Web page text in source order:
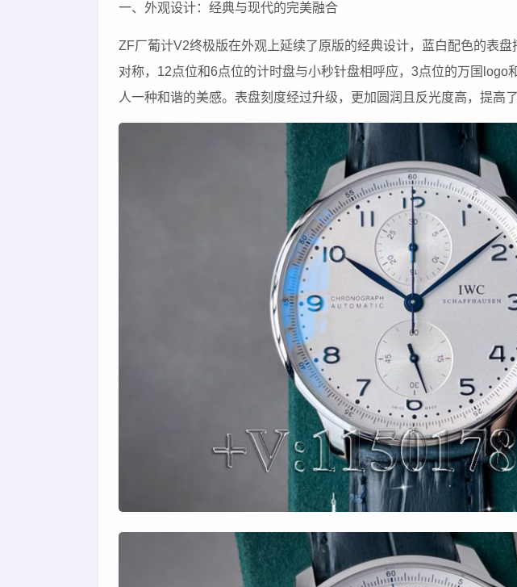
一、外观设计：经典与现代的完美融合
ZF厂葡计V2终极版在外观上延续了原版的经典设计，蓝白配色的表
对称，12点位和6点位的计时盘与小秒针盘相呼应，3点位的万国logo
人一种和谐的美感。表盘刻度经过升级，更加圆润且反光度高，提高